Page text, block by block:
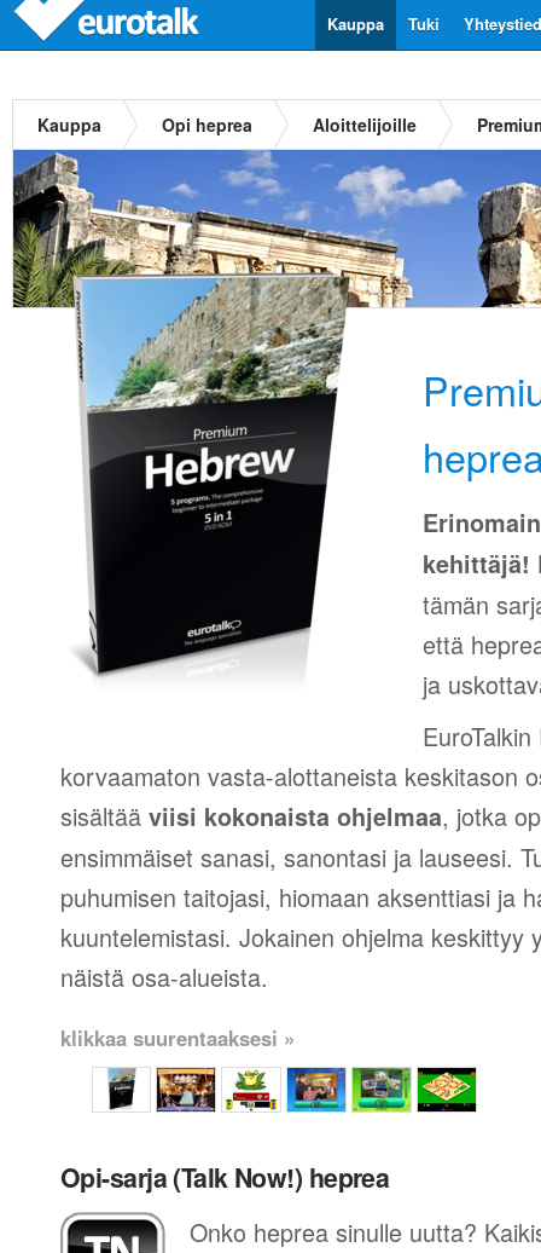
Tuki
Kauppa
Kauppa Opi heprea Aloittelijoille
kehittäjä!
tämän
että
ja
korvaamaton vasta-alottaneista keskitason
sisältää viisi kokonaista ohjelmaa, jotka
ensimmäiset sanasi, sanontasi ja lauseesi.
puhumisen taitojasi, hiomaan aksenttiasi ja
kuuntelemistasi. Jokainen ohjelma keskittyy
näistä osa-alueista.
klikkaa suurentaaksesi »
Opi-sarja (Talk Now!) heprea
Onko heprea sinulle uutta?